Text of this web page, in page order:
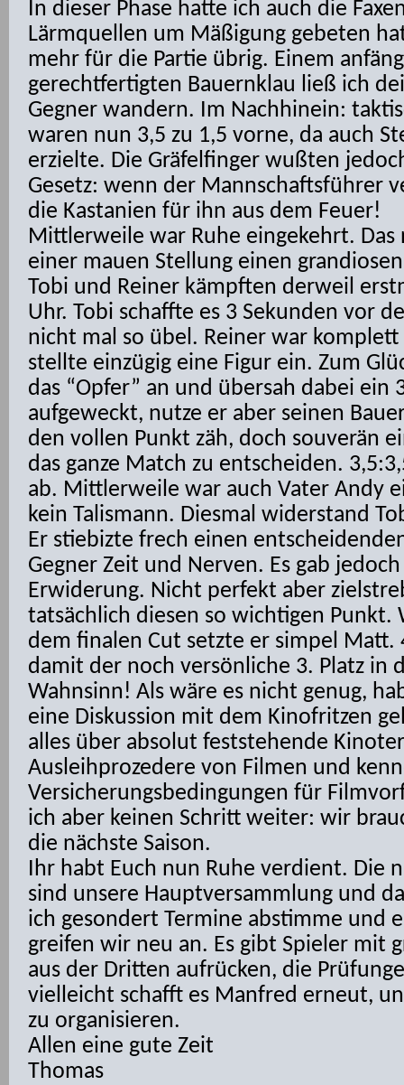
In dieser Phase hatte ich auch die
Lärmquellen um Mäßigung gebeten
mehr für die Partie übrig. Einem
gerechtfertigten Bauernklau ließ ich
Gegner wandern. Im Nachhinein:
waren nun 3,5 zu 1,5 vorne, da auch
erzielte. Die Gräfelfinger wußten
Gesetz: wenn der Mannschaftsführer
die Kastanien für ihn aus dem Feuer!
Mittlerweile war Ruhe eingekehrt. Das
einer mauen Stellung einen
Tobi und Reiner kämpften derweil
Uhr. Tobi schaffte es 3 Sekunden vor
nicht mal so übel. Reiner war komplett
stellte einzügig eine Figur ein. Zum
das “Opfer” an und übersah dabei ein
aufgeweckt, nutze er aber seinen
den vollen Punkt zäh, doch souverän
das ganze Match zu entscheiden.
ab. Mittlerweile war auch Vater Andy
kein Talismann. Diesmal widerstand
Er stiebizte frech einen
Gegner Zeit und Nerven. Es gab
Erwiderung. Nicht perfekt aber
tatsächlich diesen so wichtigen Punkt.
dem finalen Cut setzte er simpel Matt.
damit der noch versönliche 3. Platz in
Wahnsinn! Als wäre es nicht genug,
eine Diskussion mit dem Kinofritzen
alles über absolut feststehende
Ausleihprozedere von Filmen und
Versicherungsbedingungen für
ich aber keinen Schritt weiter: wir
die nächste Saison.
Ihr habt Euch nun Ruhe verdient. Die
sind unsere Hauptversammlung und
ich gesondert Termine abstimme und
greifen wir neu an. Es gibt Spieler mit
aus der Dritten aufrücken, die
vielleicht schafft es Manfred erneut,
zu organisieren.
Allen eine gute Zeit
Thomas